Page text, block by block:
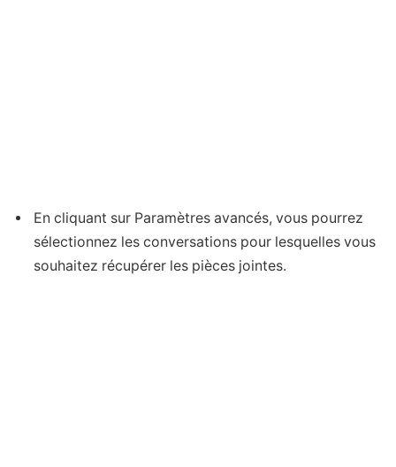
En cliquant sur Paramètres avancés, vous pourrez
sélectionnez les conversations pour lesquelles vous
souhaitez récupérer les pièces jointes.